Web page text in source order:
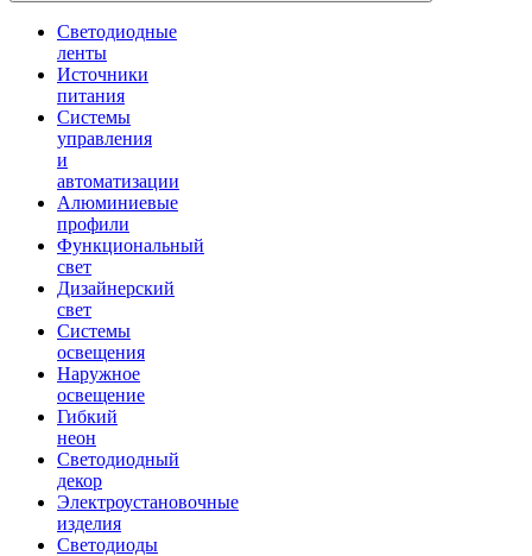
Светодиодные
ленты
Источники
питания
Системы
управления
и
автоматизации
Алюминиевые
профили
Функциональный
свет
Дизайнерский
свет
Системы
освещения
Наружное
освещение
Гибкий
неон
Светодиодный
декор
Электроустановочные
изделия
Светодиоды